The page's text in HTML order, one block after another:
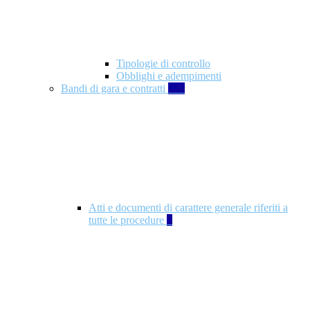
Tipologie di controllo
Obblighi e adempimenti
Bandi di gara e contratti 326
Atti e documenti di carattere generale riferiti a
tutte le procedure 5